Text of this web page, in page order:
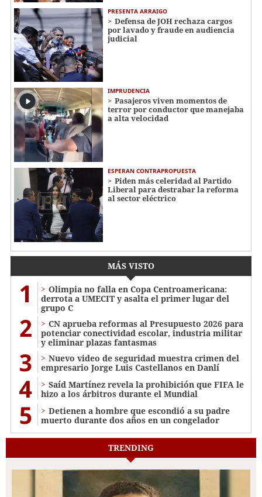
PRESENTA ARRAIGO
Defensa de JOH rechaza cargos
por lavado y fraude en audiencia
judicial
IMPRUDENCIA
Pasajeros viven momentos de
terror por conductor que manejaba
a alta velocidad
ESPERAN CONTRAPROPUESTA
Piden más celeridad al Partido
Liberal para destrabar la reforma
al sector eléctrico
MÁS VISTO
1
Olimpia no falla en Copa Centroamericana:
derrota a UMECIT y asalta el primer lugar del
grupo C
2
CN aprueba reformas al Presupuesto 2026 para
potenciar conectividad escolar, industria militar
y eliminar plazas fantasmas
3
Nuevo video de seguridad muestra crimen del
empresario Jorge Luis Castellanos en Danlí
4
Saíd Martínez revela la prohibición que FIFA le
hizo a los árbitros durante el Mundial
5
Detienen a hombre que escondió a su padre
muerto durante dos años en un congelador
TRENDING